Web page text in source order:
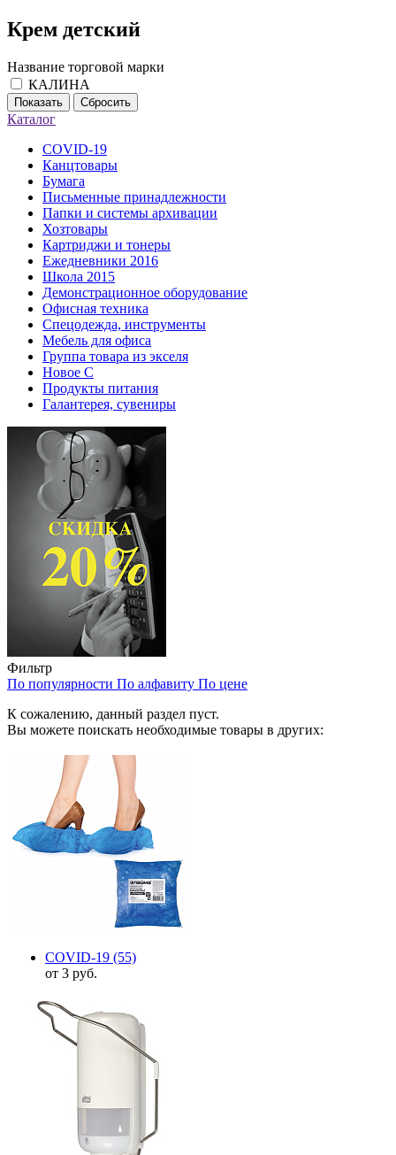
Крем детский
Название торговой марки
КАЛИНА
Показать Сбросить
Каталог
COVID-19
Канцтовары
Бумага
Письменные принадлежности
Папки и системы архивации
Хозтовары
Картриджи и тонеры
Ежедневники 2016
Школа 2015
Демонстрационное оборудование
Офисная техника
Спецодежда, инструменты
Мебель для офиса
Группа товара из экселя
Новое С
Продукты питания
Галантерея, сувениры
Фильтр
По популярности По алфавиту По цене
К сожалению, данный раздел пуст.
Вы можете поискать необходимые товары в других:
COVID-19 (55)
от 3 руб.